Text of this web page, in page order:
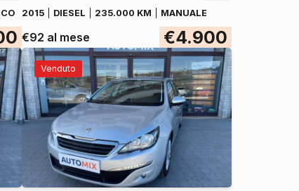
2015 DIESEL 235.000 KM MANUALE
€92 al mese €4.900
Venduto